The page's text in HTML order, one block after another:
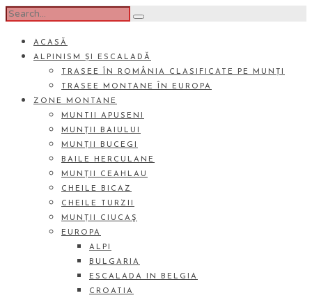
ACASĂ
ALPINISM ȘI ESCALADĂ
TRASEE ÎN ROMÂNIA CLASIFICATE PE MUNȚI
TRASEE MONTANE ÎN EUROPA
ZONE MONTANE
MUNTII APUSENI
MUNȚII BAIULUI
MUNȚII BUCEGI
BAILE HERCULANE
MUNȚII CEAHLAU
CHEILE BICAZ
CHEILE TURZII
MUNȚII CIUCAŞ
EUROPA
ALPI
BULGARIA
ESCALADA IN BELGIA
CROATIA